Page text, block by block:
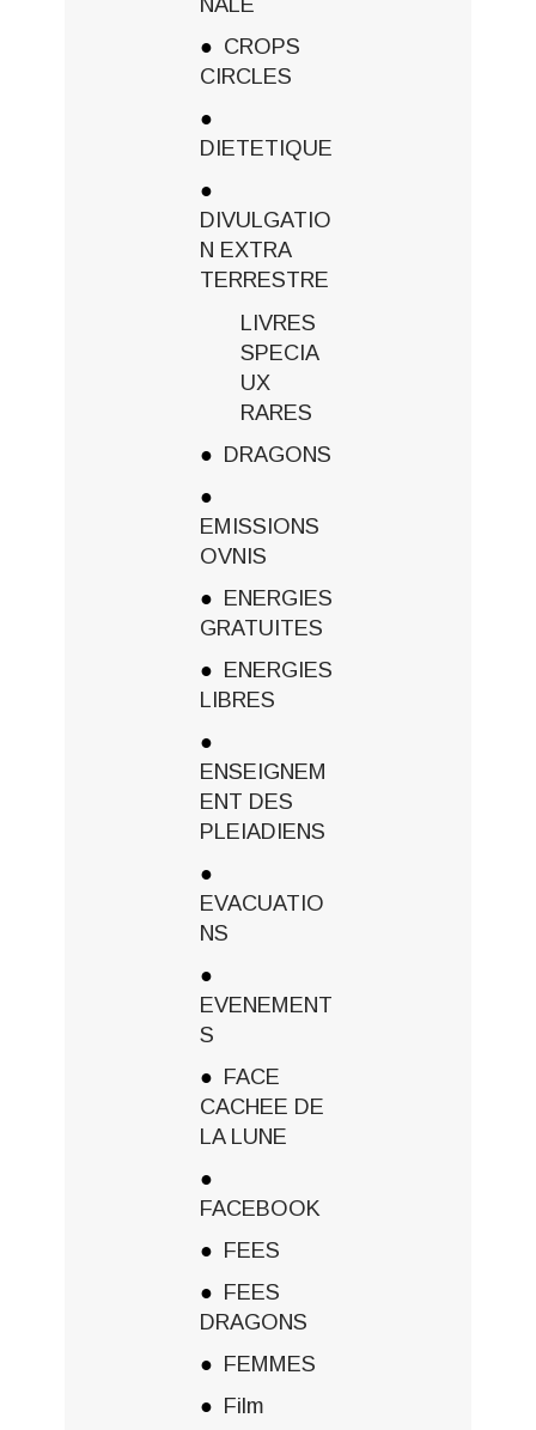
CROPS
CIRCLES
DIETETIQUE
DIVULGATIO
N EXTRA
TERRESTRE
LIVRES
SPECIA
UX
RARES
DRAGONS
EMISSIONS
OVNIS
ENERGIES
GRATUITES
ENERGIES
LIBRES
ENSEIGNEM
ENT DES
PLEIADIENS
EVACUATIO
NS
EVENEMENT
S
FACE
CACHEE DE
LA LUNE
FACEBOOK
FEES
FEES
DRAGONS
FEMMES
Film